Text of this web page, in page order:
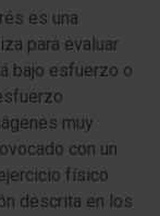
es una
para evaluar
bajo esfuerzo o
muy
con un
físico.
descrita en los